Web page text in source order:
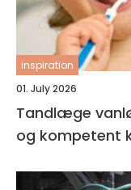
inspiration
01. July 2026
Tandlæge vanløse sådan finder du
og kompetent